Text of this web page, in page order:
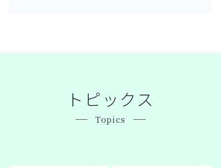
トピックス
Topics